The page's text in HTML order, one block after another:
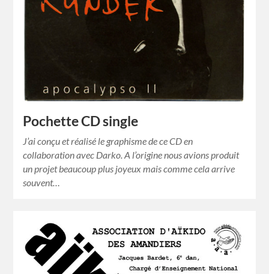
Pochette CD single
J’ai conçu et réalisé le graphisme de ce CD en
collaboration avec Darko. A l’origine nous avions produit
un projet beaucoup plus joyeux mais comme cela arrive
souvent…